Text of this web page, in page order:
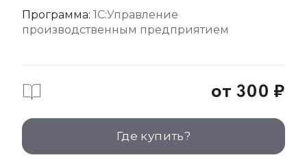
Программа: 1С:Управление
производственным предприятием
от 300 ₽
Где купить?